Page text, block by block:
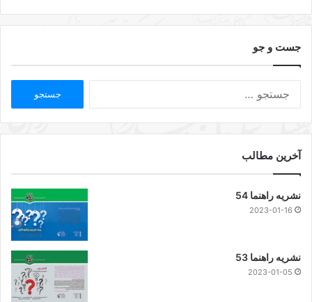
جست و جو
آخرین مطالب
نشریه راهنما 54
2023-01-16
نشریه راهنما 53
2023-01-05